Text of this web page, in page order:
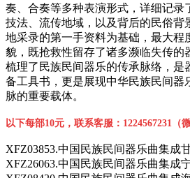
奏、合奏等多种表演形式，详细记录
技法、流传地域，以及背后的民俗背
地采录的第一手资料为基础，最大程
貌，既抢救性留存了诸多濒临失传的
梳理了民族民间器乐的传承脉络，是
备工具书，更是展现中华民族民间器
脉的重要载体。
以下每部10元，联系客服：1224567231（
XFZ03853.中国民族民间器乐曲集成
XFZ26063.中国民族民间器乐曲集成